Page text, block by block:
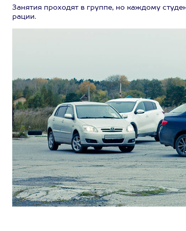
Занятия проходят в группе, но каждому
рации.